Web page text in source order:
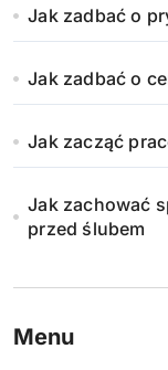
Jak zadbać o
Jak zadbać o
Jak zacząć
Jak zachować
przed ślubem
Menu